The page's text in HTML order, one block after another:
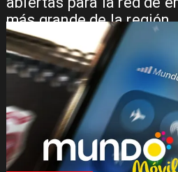
más grande de la región